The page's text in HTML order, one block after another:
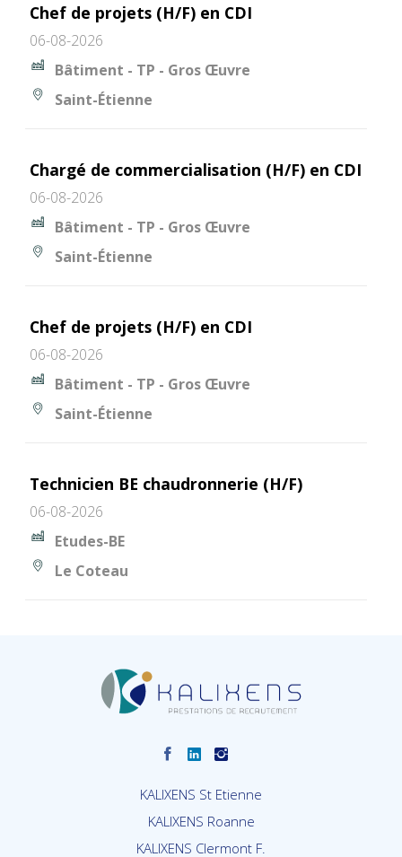
Chef de projets (H/F) en CDI
06-08-2026
Bâtiment - TP - Gros Œuvre
Saint-Étienne
Chargé de commercialisation (H/F) en CDI
06-08-2026
Bâtiment - TP - Gros Œuvre
Saint-Étienne
Chef de projets (H/F) en CDI
06-08-2026
Bâtiment - TP - Gros Œuvre
Saint-Étienne
Technicien BE chaudronnerie (H/F)
06-08-2026
Etudes-BE
Le Coteau
KALIXENS St Etienne
KALIXENS Roanne
KALIXENS Clermont F.